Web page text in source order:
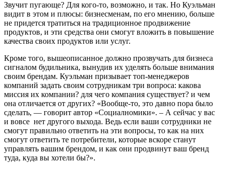
Звучит пугающе? Для кого-то, возможно, и так. Но Куэльман
видит в этом и плюсы: бизнесменам, по его мнению, больше
не придется тратиться на традиционное продвижение
продуктов, и эти средства они смогут вложить в повышение
качества своих продуктов или услуг.
Кроме того, вышеописанное должно прозвучать для бизнеса
сигналом будильника, вынудив их уделять больше внимания
своим брендам. Куэльман призывает топ-менеджеров
компаний задать своим сотрудникам три вопроса: какова
миссия их компании? для чего компания существует? и чем
она отличается от других? «Вообще-то, это давно пора было
сделать, — говорит автор «Социалномики». – А сейчас у вас
и вовсе нет другого выхода. Ведь если ваши сотрудники не
смогут правильно ответить на эти вопросы, то как на них
смогут ответить те потребители, которые вскоре станут
управлять вашим брендом, и как они продвинут ваш бренд
туда, куда вы хотели бы?».